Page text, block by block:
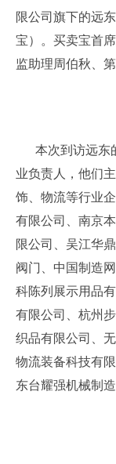
限公司旗下的远东
宝）。买卖宝首
监助理周伯秋、
本次到访远东
业负责人，他们
饰、物流等行业
有限公司、南京
限公司、吴江华
阀门、中国制造
科陈列展示用品
有限公司、杭州
织品有限公司、
物流装备科技有
东台耀强机械制